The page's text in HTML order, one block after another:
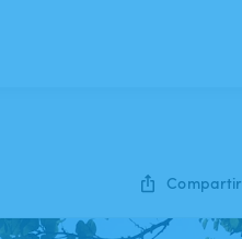
Compartir